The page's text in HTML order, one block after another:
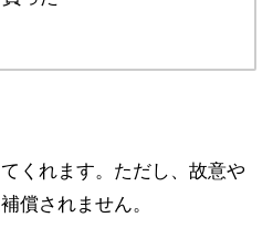
くれます。 ただし、故意や
償されません。